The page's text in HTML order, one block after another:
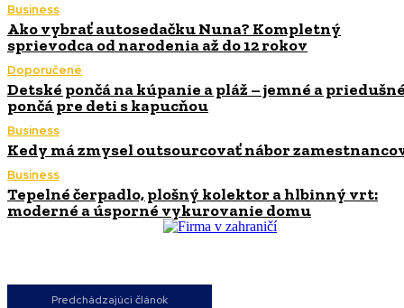
Business
Ako vybrať autosedačku Nuna? Kompletný
sprievodca od narodenia až do 12 rokov
Doporučené
Detské pončá na kúpanie a pláž – jemné a
pončá pre deti s kapucňou
Business
Kedy má zmysel outsourcovať nábor
Business
Tepelné čerpadlo, plošný kolektor a hlbinný vrt:
moderné a úsporné vykurovanie domu
Predchádzajúci článok